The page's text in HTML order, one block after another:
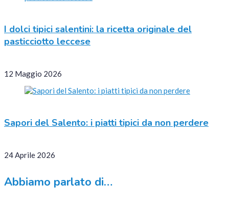
I dolci tipici salentini: la ricetta originale del
pasticciotto leccese
12 Maggio 2026
Sapori del Salento: i piatti tipici da non perdere
24 Aprile 2026
Abbiamo parlato di…